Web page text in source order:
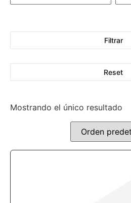
Filtrar
Reset
Mostrando el único resultado